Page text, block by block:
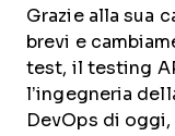
Grazie alla sua
brevi e
test, il testing
l’ingegneria
DevOps di